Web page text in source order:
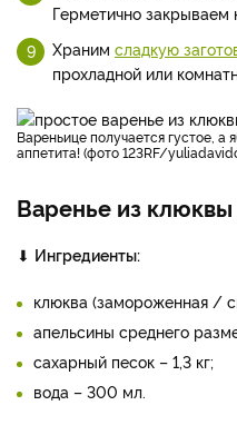
Герметично закрываем
Храним сладкую
прохладной или
Вареньице получается густое, а яблоки слегка хрустят. Приятного
аппетита! (фото 123RF/
Варенье из
⬇ Ингредиенты:
клюква (замороженная /
апельсины среднего
сахарный песок – 1,3 кг;
вода – 300 мл.